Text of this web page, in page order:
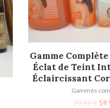
AJOUTER AU
Gamme
Éclat de Teint
Éclaircissant
Gammes
79.99€